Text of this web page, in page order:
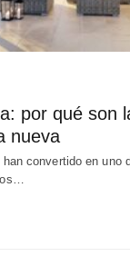
por qué son
nueva
convertido en uno